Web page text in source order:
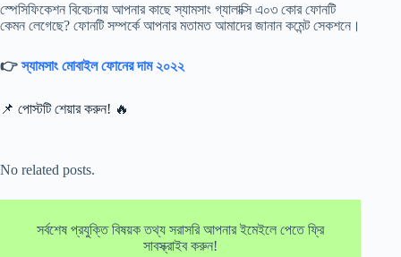
স্পেসিফিকেশন বিবেচনায় আপনার কাছে স্যামসাং গ্যালাক্সি এ০৩ কোর ফোনটি
কেমন লেগেছে? ফোনটি সম্পর্কে আপনার মতামত আমাদের জানান কমেন্ট সেকশনে।
👉স্যামসাং মোবাইল ফোনের দাম ২০২২
📌 পোস্টটি শেয়ার করুন! 🔥
No related posts.
সর্বশেষ প্রযুক্তি বিষয়ক তথ্য সরাসরি আপনার ইমেইলে পেতে ফ্রি
সাবস্ক্রাইব করুন!